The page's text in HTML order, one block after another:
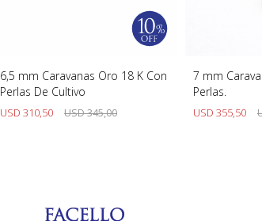
6,5 mm Caravanas Oro 18 K Con
Perlas De Cultivo
USD 310,50 USD345,00
7 mm
Perlas.
USD 355,50